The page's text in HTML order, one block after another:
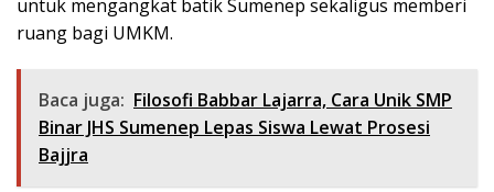
untuk mengangkat batik Sumenep sekaligus memberi
ruang bagi UMKM.
Baca juga: Filosofi Babbar Lajarra, Cara Unik SMP
Binar JHS Sumenep Lepas Siswa Lewat Prosesi
Bajjra